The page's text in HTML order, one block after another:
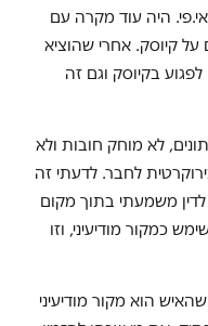
היה עוד מקרה עם
על קיוסק. אחרי שהוציא
בקיוסק וגם זה
לא מוחק חובות ולא
לחבר. לדעתי זה
משמעתי בתוך מקום
כמקור מודיעיני, וזו
הוא מקור מודיעיני